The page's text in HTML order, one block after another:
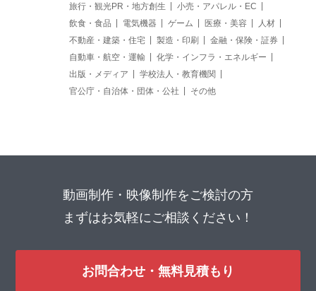
旅行・観光PR・地方創生
小売・アパレル・EC
飲食・食品
電気機器 ゲーム 医療・美容
人材
不動産・建築・住宅
製造・印刷
金融・保険・証券
自動車・航空・運輸
化学・インフラ・エネルギー
出版・メディア
学校法人・教育機関
官公庁・自治体・団体・公社
その他
動画制作・映像制作をご検討の方
まずはお気軽にご相談ください！
お問合わせ・無料見積もり